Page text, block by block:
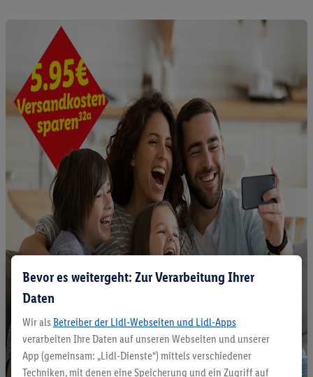
Bevor es weitergeht: Zur Verarbeitung Ihrer
Daten
Wir als Betreiber der Lidl-Webseiten und Lidl-Apps
verarbeiten Ihre Daten auf unseren Webseiten und unserer
App (gemeinsam: „Lidl-Dienste“) mittels verschiedener
Techniken, mit denen eine Speicherung und ein Zugriff auf